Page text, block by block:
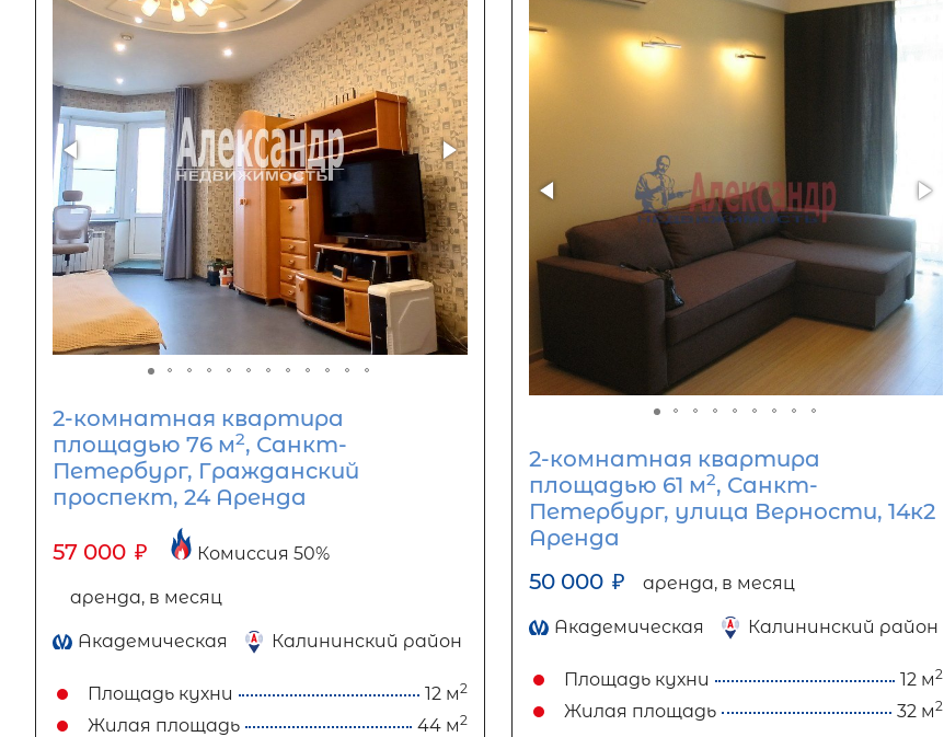
2-комнатная квартира
площадью 76 м2, Санкт-
Петербург, Гражданский
проспект, 24 Аренда
57 000 ₽ Комиссия 50%
аренда, в месяц
Академическая Калининский район
Площадь кухни 12 м2
Жилая площадь 44 м2
2-комнатная квартира
площадью 61 м2, Санкт-
Петербург, улица Верности, 14к2
Аренда
50 000 ₽ аренда, в месяц
Академическая Калининский район
Площадь кухни 12 м2
Жилая площадь 32 м2